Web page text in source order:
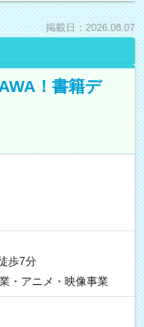
掲載日：2026.08.07
！書籍デ
歩7分
・アニメ・映像事業